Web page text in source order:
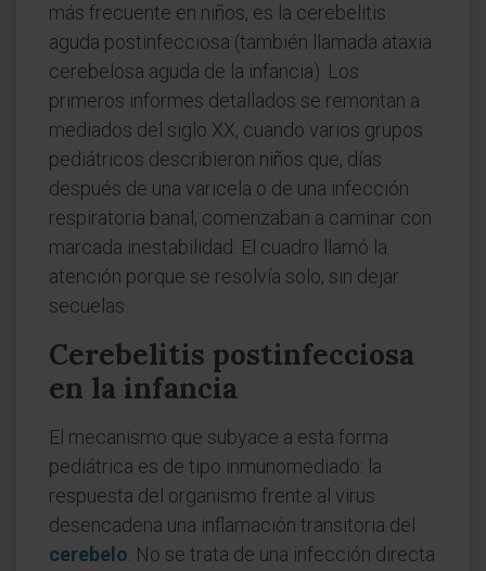
más frecuente en niños, es la cerebelitis
aguda postinfecciosa (también llamada ataxia
cerebelosa aguda de la infancia). Los
primeros informes detallados se remontan a
mediados del siglo XX, cuando varios grupos
pediátricos describieron niños que, días
después de una varicela o de una infección
respiratoria banal, comenzaban a caminar con
marcada inestabilidad. El cuadro llamó la
atención porque se resolvía solo, sin dejar
secuelas.
Cerebelitis postinfecciosa
en la infancia
El mecanismo que subyace a esta forma
pediátrica es de tipo inmunomediado: la
respuesta del organismo frente al virus
desencadena una inflamación transitoria del
cerebelo . No se trata de una infección directa